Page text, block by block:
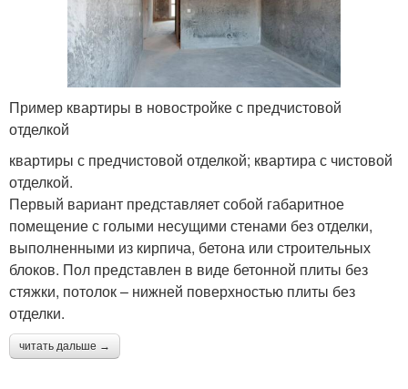
Пример квартиры в новостройке с предчистовой
отделкой
квартиры с предчистовой отделкой; квартира с чистовой
отделкой.
Первый вариант представляет собой габаритное
помещение с голыми несущими стенами без отделки,
выполненными из кирпича, бетона или строительных
блоков. Пол представлен в виде бетонной плиты без
стяжки, потолок – нижней поверхностью плиты без
отделки.
читать дальше →